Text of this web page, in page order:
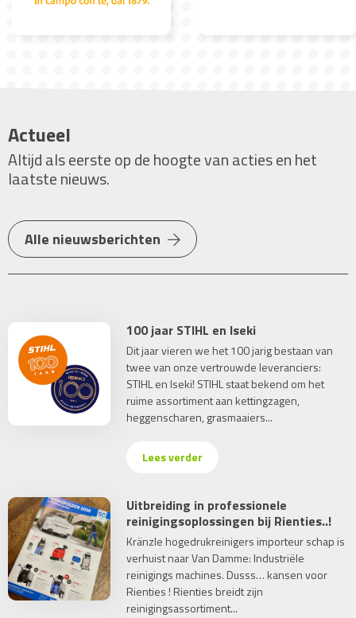
Actueel
Altijd als eerste op de hoogte van acties en het
laatste nieuws.
Alle nieuwsberichten
100 jaar STIHL en Iseki
Dit jaar vieren we het 100 jarig bestaan van
twee van onze vertrouwde leveranciers:
STIHL en Iseki! STIHL staat bekend om het
ruime assortiment aan kettingzagen,
heggenscharen, grasmaaiers...
Lees verder
Uitbreiding in professionele
reinigingsoplossingen bij Rienties..!
Kränzle hogedrukreinigers importeur schap is
verhuist naar Van Damme: Industriële
reinigings machines. Dusss… kansen voor
Rienties ! Rienties breidt zijn
reinigingsassortiment...